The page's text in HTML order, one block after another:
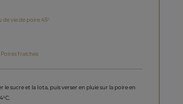
de vie de poire 45°
fraîches
le sucre et la Iota, puis verser en pluie sur la poire en